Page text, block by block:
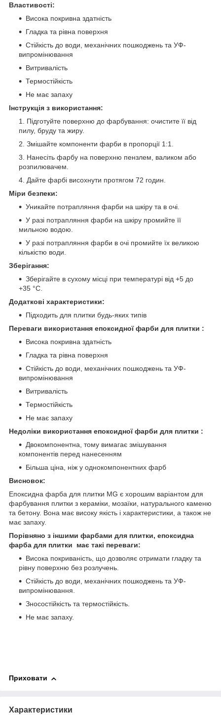
Властивості:
Висока покривна здатність
Гладка та рівна поверхня
Стійкість до води, механічних пошкоджень та УФ-
випромінювання
Витривалість
Термостійкість
Не має запаху
Інструкція з використання:
Підготуйте поверхню до фарбування: очистите її від
пилу, бруду та жиру.
Змішайте компоненти фарби в пропорції 1:1.
Нанесіть фарбу на поверхню пензлем, валиком або
розпилювачем.
Дайте фарбі висохнути протягом 72 годин.
Міри безпеки:
Уникайте потрапляння фарби на шкіру та в очі.
У разі потрапляння фарби на шкіру промийте її
мильною водою.
У разі потрапляння фарби в очі промийте їх великою
кількістю води.
Зберігання:
Зберігайте в сухому місці при температурі від +5 до
+35 °C.
Додаткові характеристики:
Підходить для плитки будь-яких типів
Переваги використання епоксидної фарби для плитки :
Висока покривна здатність
Гладка та рівна поверхня
Стійкість до води, механічних пошкоджень та УФ-
випромінювання
Витривалість
Термостійкість
Не має запаху
Недоліки використання епоксидної фарби для плитки :
Двокомпонентна, тому вимагає змішування
компонентів перед нанесенням
Більша ціна, ніж у однокомпонентних фарб
Висновок:
Епоксидна фарба для плитки MG є хорошим варіантом для
фарбування плитки з кераміки, мозаїки, натурального каменю
та бетону. Вона має високу якість і характеристики, а також не
має запаху.
Порівняно з іншими фарбами для плитки, епоксидна
фарба для плитки має такі переваги:
Висока покриваність, що дозволяє отримати гладку та
рівну поверхню без розлучень.
Стійкість до води, механічних пошкоджень та УФ-
випромінювання.
Зносостійкість та термостійкість.
Не має запаху.
Приховати
Характеристики